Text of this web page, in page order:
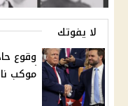
لا يفوتك
وقوع
موكب